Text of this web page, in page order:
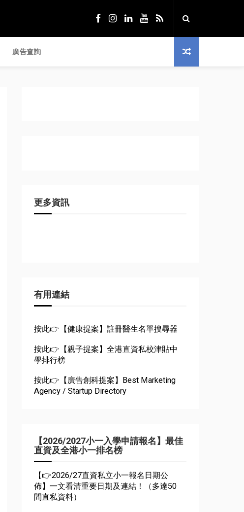
廣告查詢
更多資訊
有用連結
按此👉【健康提案】註冊醫生名單搜尋器
按此👉【親子提案】全港直資私校津貼中
學排行榜
按此👉【廣告創科提案】Best Marketing
Agency / Startup Directory
【2026/2027小一入學申請報名】最佳
直資及全港小一排名榜
【👉2026/27直資私立小一報名日期公
佈】一文看清重要日期及連結！（多達50
間直私資料）